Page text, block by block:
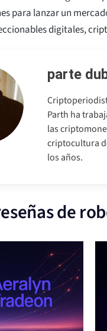
para lanzar un
digitales,
parte
Parth ha
las
criptocultura
los años.
de